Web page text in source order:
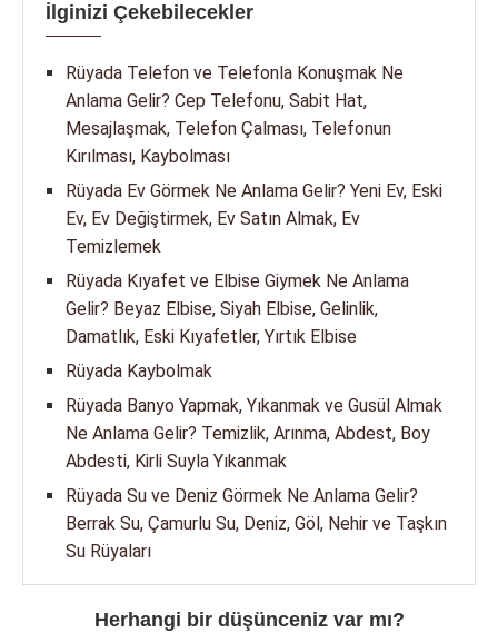
İlginizi Çekebilecekler
Rüyada Telefon ve Telefonla Konuşmak Ne
Anlama Gelir? Cep Telefonu, Sabit Hat,
Mesajlaşmak, Telefon Çalması, Telefonun
Kırılması, Kaybolması
Rüyada Ev Görmek Ne Anlama Gelir? Yeni Ev, Eski
Ev, Ev Değiştirmek, Ev Satın Almak, Ev
Temizlemek
Rüyada Kıyafet ve Elbise Giymek Ne Anlama
Gelir? Beyaz Elbise, Siyah Elbise, Gelinlik,
Damatlık, Eski Kıyafetler, Yırtık Elbise
Rüyada Kaybolmak
Rüyada Banyo Yapmak, Yıkanmak ve Gusül Almak
Ne Anlama Gelir? Temizlik, Arınma, Abdest, Boy
Abdesti, Kirli Suyla Yıkanmak
Rüyada Su ve Deniz Görmek Ne Anlama Gelir?
Berrak Su, Çamurlu Su, Deniz, Göl, Nehir ve Taşkın
Su Rüyaları
Herhangi bir düşünceniz var mı?